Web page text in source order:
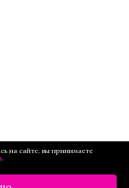
на сайте, вы принимаете
.